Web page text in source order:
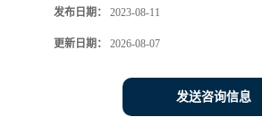
发布日期： 2023-08-11
更新日期： 2026-08-07
发送咨询信息